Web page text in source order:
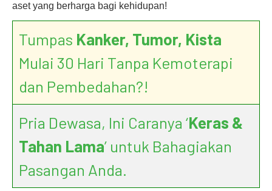
aset yang berharga bagi kehidupan!
Tumpas Kanker, Tumor, Kista
Mulai 30 Hari Tanpa Kemoterapi
dan Pembedahan?!
Pria Dewasa, Ini Caranya ‘Keras &
Tahan Lama’ untuk Bahagiakan
Pasangan Anda.